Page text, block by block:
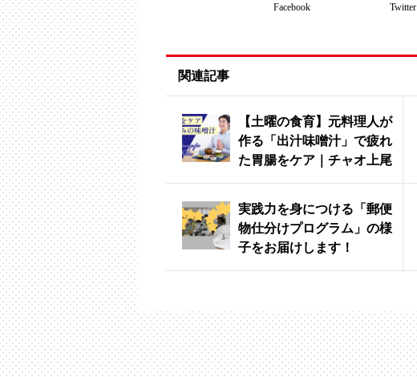
Facebook Twitter
関連記事
【土曜の食育】元料理人が
作る「出汁味噌汁」で疲れ
た胃腸をケア｜チャオ上尾
実践力を身につける「郵便
物仕分けプログラム」の様
子をお届けします！